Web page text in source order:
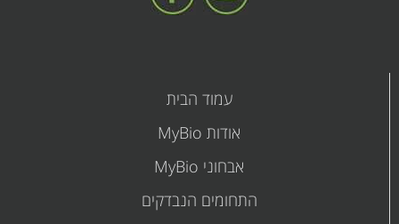
עמוד הבית
אודות MyBio
אבחוני MyBio
התחומים הנבדקים